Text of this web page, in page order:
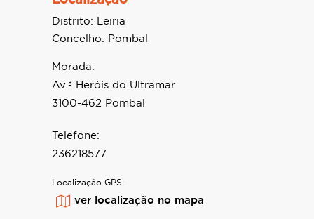
Distrito: Leiria
Concelho: Pombal
Morada:
Av.ª Heróis do Ultramar
3100-462 Pombal
Telefone:
236218577
Localização GPS:
ver localização no mapa